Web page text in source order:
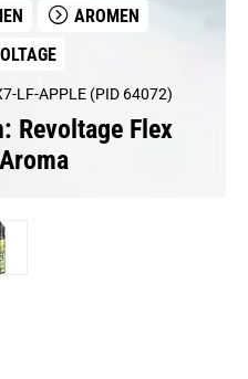
AROMEN
LF-APPLE (PID 64072)
Revoltage Flex